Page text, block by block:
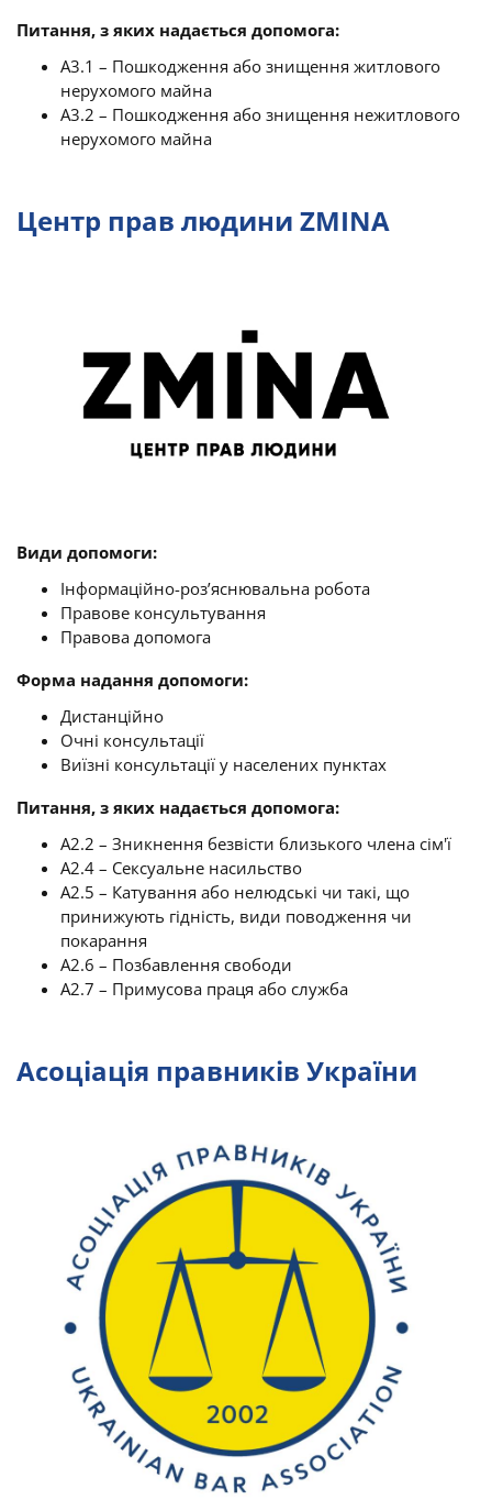
Питання, з яких надається допомога:
A3.1 – Пошкодження або знищення житлового
нерухомого майна
A3.2 – Пошкодження або знищення нежитлового
нерухомого майна
Центр прав людини ZMINA
Види допомоги:
Інформаційно-роз’яснювальна робота
Правове консультування
Правова допомога
Форма надання допомоги:
Дистанційно
Очні консультації
Виїзні консультації у населених пунктах
Питання, з яких надається допомога:
A2.2 – Зникнення безвісти близького члена сім'ї
A2.4 – Сексуальне насильство
A2.5 – Катування або нелюдські чи такі, що
принижують гідність, види поводження чи
покарання
A2.6 – Позбавлення свободи
A2.7 – Примусова праця або служба
Асоціація правників України